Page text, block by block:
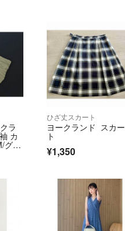
ラ
カ
グレ
ス
ひざ丈スカート
ヨークランド スカー
ト
¥1,350